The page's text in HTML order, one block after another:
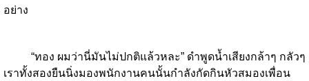
อย่าง
“ทอง ผมว่านี่มันไม่ปกติแล้วหละ” ดำพูดน้ำเสียงกล้าๆ กลัวๆ
เราทั้งสองยืนนิ่งมองพนักงานคนนั้นกำลังกัดกินหัวสมองเพื่อน